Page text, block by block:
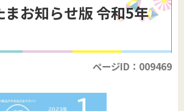
まお知らせ版 令和5年
ページID：009469